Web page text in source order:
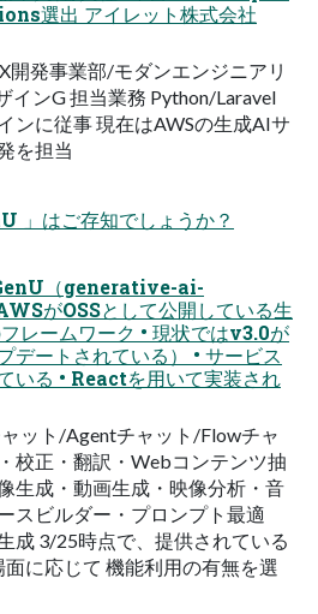
選出 アイレット株式会社
発事業部/モダンエンジニアリ
インG 担当業務 Python/Laravel
ンに従事 現在はAWSの生成AIサ
を担当
」はご存知でしょうか？
（generative-ai-
がOSSとして公開している生
レームワーク • 現状ではv3.0が
デートされている） • サービス
いる • Reactを用いて実装され
ット/Agentチャット/Flowチャ
校正・翻訳・Webコンテンツ抽
生成・動画生成・映像分析・音
スビルダー・プロンプト最適
成 3/25時点で、提供されている
に応じて 機能利用の有無を選